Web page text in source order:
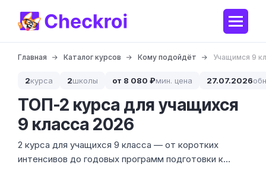
Главная Каталог курсов Кому подойдёт Учащимся 9
2курса 2школы от 8 080 ₽мин. цена 27.07.2026
ТОП-2 курса для учащихся
9 класса 2026
2 курса для учащихся 9 класса — от коротких
интенсивов до годовых программ подготовки к